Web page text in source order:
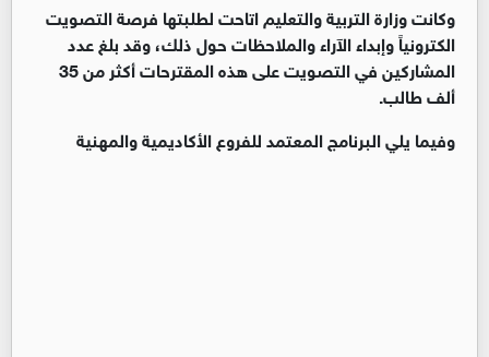
وكانت وزارة التربية والتعليم اتاحت لطلبتها فرصة التصويت
الكترونياً وإبداء الآراء والملاحظات حول ذلك، وقد بلغ عدد
المشاركين في التصويت على هذه المقترحات أكثر من 35
ألف طالب.
وفيما يلي البرنامج المعتمد للفروع الأكاديمية والمهنية